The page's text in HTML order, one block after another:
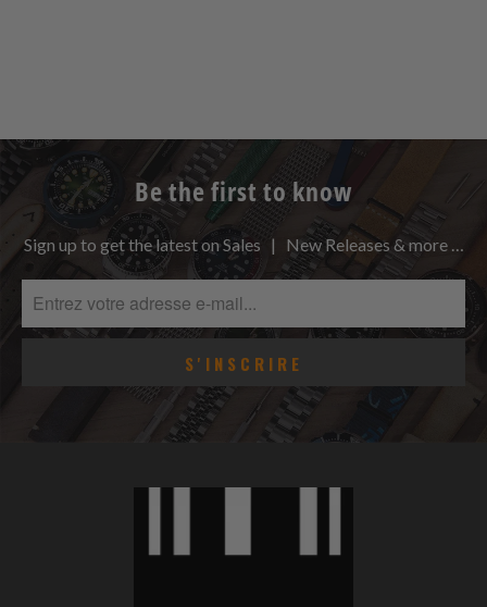
Be the first to know
Sign up to get the latest on Sales | New Releases & more …